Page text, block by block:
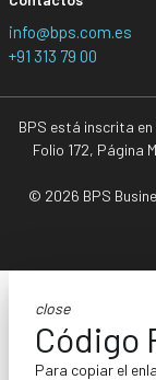
info@bps.com.es
+91 313 79 00
BPS está inscrita en
Folio 172, Página
© 2026 BPS
close
Código
Para copiar el